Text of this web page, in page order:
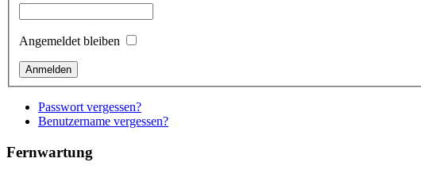
Angemeldet bleiben
Passwort vergessen?
Benutzername vergessen?
Fernwartung